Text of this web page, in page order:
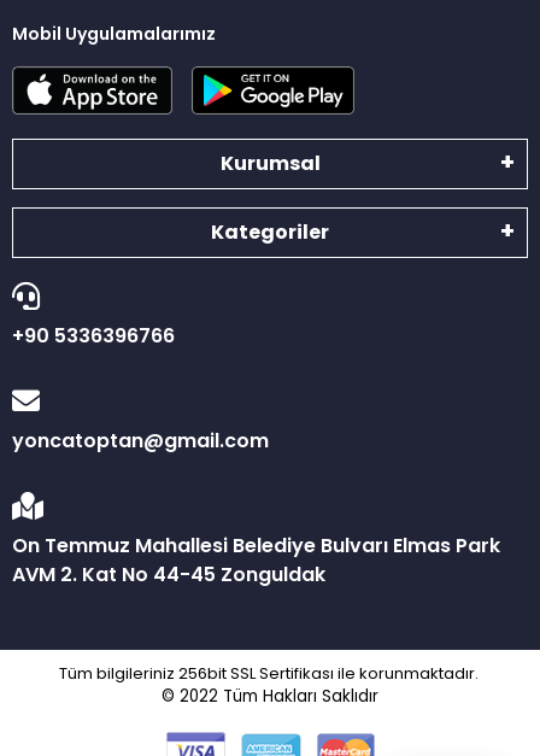
Mobil Uygulamalarımız
Kurumsal
Kategoriler
+90 5336396766
yoncatoptan@gmail.com
On Temmuz Mahallesi Belediye Bulvarı Elmas Park
AVM 2. Kat No 44-45 Zonguldak
Tüm bilgileriniz 256bit SSL Sertifikası ile korunmaktadır.
© 2022 Tüm Hakları Saklıdır